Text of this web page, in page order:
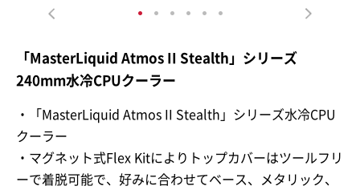
「MasterLiquid Atmos II Stealth」シリーズ
240mm水冷CPUクーラー
・「MasterLiquid Atmos II Stealth」シリーズ水冷CPU
クーラー
・マグネット式Flex Kitによりトップカバーはツールフリ
ーで着脱可能で、好みに合わせてベース、メタリック、